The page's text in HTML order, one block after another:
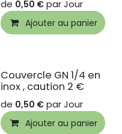
de 0,50 € parJour
Ajouter au panier
Couvercle GN 1/4 en
inox , caution 2 €
de 0,50 € parJour
Ajouter au panier